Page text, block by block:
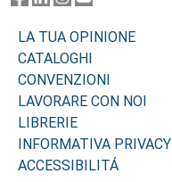
LA TUA OPINIONE
CATALOGHI
CONVENZIONI
LAVORARE CON NOI
LIBRERIE
INFORMATIVA PRIVACY
ACCESSIBILITÁ